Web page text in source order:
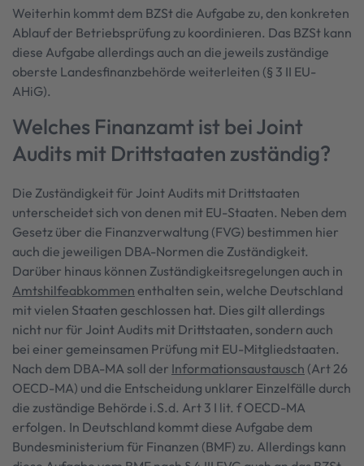
Weiterhin kommt dem BZSt die Aufgabe zu, den konkreten
Ablauf der Betriebsprüfung zu koordinieren. Das BZSt kann
diese Aufgabe allerdings auch an die jeweils zuständige
oberste Landesfinanzbehörde weiterleiten (§ 3 II EU-
AHiG).
Welches Finanzamt ist bei Joint
Audits mit Drittstaaten zuständig?
Die Zuständigkeit für Joint Audits mit Drittstaaten
unterscheidet sich von denen mit EU-Staaten. Neben dem
Gesetz über die Finanzverwaltung (FVG) bestimmen hier
auch die jeweiligen DBA-Normen die Zuständigkeit.
Darüber hinaus können Zuständigkeitsregelungen auch in
Amtshilfeabkommen enthalten sein, welche Deutschland
mit vielen Staaten geschlossen hat. Dies gilt allerdings
nicht nur für Joint Audits mit Drittstaaten, sondern auch
bei einer gemeinsamen Prüfung mit EU-Mitgliedstaaten.
Nach dem DBA-MA soll der Informationsaustausch (Art 26
OECD-MA) und die Entscheidung unklarer Einzelfälle durch
die zuständige Behörde i.S.d. Art 3 I lit. f OECD-MA
erfolgen. In Deutschland kommt diese Aufgabe dem
Bundesministerium für Finanzen (BMF) zu. Allerdings kann